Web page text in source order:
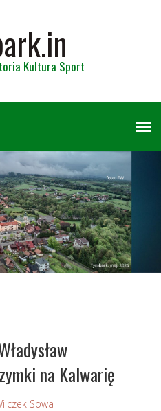
Kultura Sport
na Kalwarię
Sowa